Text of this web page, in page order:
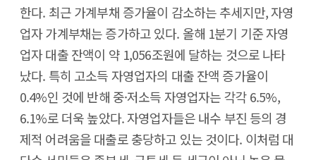
한다. 최근 가계부채 증가율이 감소하는 추세지만, 자영
업자 가계부채는 증가하고 있다. 올해 1분기 기준 자영
업자 대출 잔액이 약 1,056조원에 달하는 것으로 나타
났다. 특히 고소득 자영업자의 대출 잔액 증가율이
0.4%인 것에 반해 중·저소득 자영업자는 각각 6.5%,
6.1%로 더욱 높았다. 자영업자들은 내수 부진 등의 경
제적 어려움을 대출로 충당하고 있는 것이다. 이처럼 대